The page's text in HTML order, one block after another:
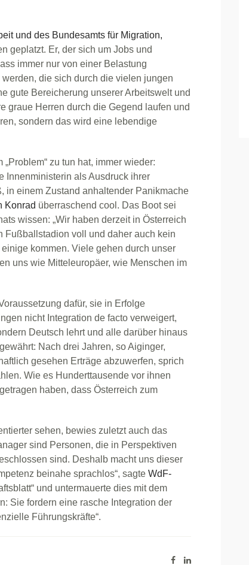
und des Bundesamts für Migration,
geplatzt. Er, der sich um Jobs und
immer nur von einer Belastung
die sich durch die vielen jungen
gute Bereicherung unserer Arbeitswelt und
graue Herren durch die Gegend laufen und
sondern das wird eine lebendige
zu tun hat, immer wieder:
Innenministerin als Ausdruck ihrer
in einem Zustand anhaltender Panikmache
Konrad überraschend cool. Das Boot sei
wissen: „Wir haben derzeit in Österreich
Fußballstadion voll und daher auch kein
kommen. Viele gehen durch unser
uns wie Mitteleuropäer, wie Menschen im
dafür, sie in Erfolge
nicht Integration de facto verweigert,
Deutsch lehrt und alle darüber hinaus
Nach drei Jahren, so Aiginger,
gesehen Erträge abzuwerfen, sprich
Wie es Hunderttausende vor ihnen
haben, dass Österreich zum
sehen, bewies zuletzt auch das
sind Personen, die in Perspektiven
sind. Deshalb macht uns dieser
beinahe sprachlos“, sagte WdF-
und untermauerte dies mit dem
Sie fordern eine rasche Integration der
Führungskräfte“.